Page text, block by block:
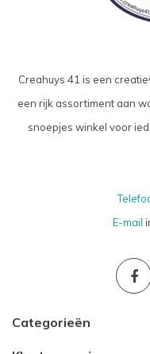
Creahuys 41 is een
een rijk assortiment aan
snoepjes winkel voor
E-mail
Categorieën